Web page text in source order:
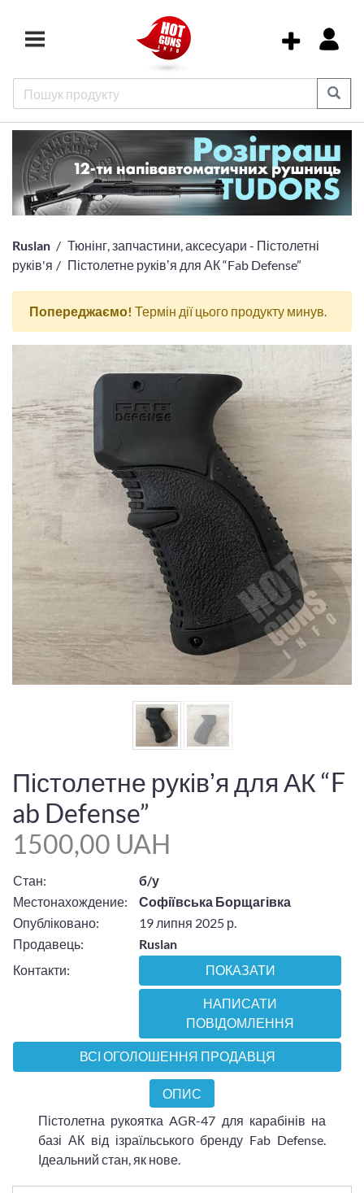
Ruslan
Тюнінг, запчастини, аксесуари - Пістолетні
руків'я
Пістолетне руківʼя для АК “Fab Defense”
Попереджаємо! Термін дії цього продукту минув.
Пістолетне руківʼя для АК “F
ab Defense”
1500,00 UAH
Стан:
б/у
Местонахождение:
Софіївська Борщагівка
Опубліковано:
19 липня 2025 р.
Продавець:
Ruslan
Контакти:
ПОКАЗАТИ
НАПИСАТИ
ПОВІДОМЛЕННЯ
ВСІ ОГОЛОШЕННЯ ПРОДАВЦЯ
ОПИС
Пістолетна рукоятка AGR-47 для карабінів на
базі АК від ізраїльського бренду Fab Defense.
Ідеальний стан, як нове.